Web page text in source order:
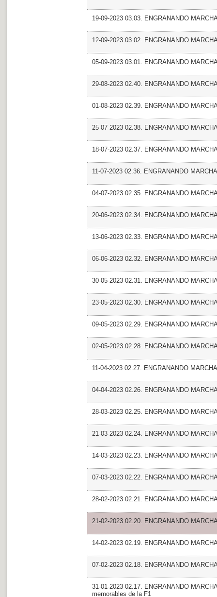
19-09-2023 03.03. ENGRANANDO
12-09-2023 03.02. ENGRANANDO
05-09-2023 03.01. ENGRANANDO
29-08-2023 02.40. ENGRANANDO
01-08-2023 02.39. ENGRANANDO
25-07-2023 02.38. ENGRANANDO
18-07-2023 02.37. ENGRANANDO
11-07-2023 02.36. ENGRANANDO
04-07-2023 02.35. ENGRANANDO
20-06-2023 02.34. ENGRANANDO
13-06-2023 02.33. ENGRANANDO
06-06-2023 02.32. ENGRANANDO
30-05-2023 02.31. ENGRANANDO
23-05-2023 02.30. ENGRANANDO
09-05-2023 02.29. ENGRANANDO
02-05-2023 02.28. ENGRANANDO
11-04-2023 02.27. ENGRANANDO
04-04-2023 02.26. ENGRANANDO
28-03-2023 02.25. ENGRANANDO
21-03-2023 02.24. ENGRANANDO
14-03-2023 02.23. ENGRANANDO
07-03-2023 02.22. ENGRANANDO
28-02-2023 02.21. ENGRANANDO
21-02-2023 02.20. ENGRANANDO
14-02-2023 02.19. ENGRANANDO
07-02-2023 02.18. ENGRANANDO
31-01-2023 02.17. ENGRANANDO
memorables de la F1